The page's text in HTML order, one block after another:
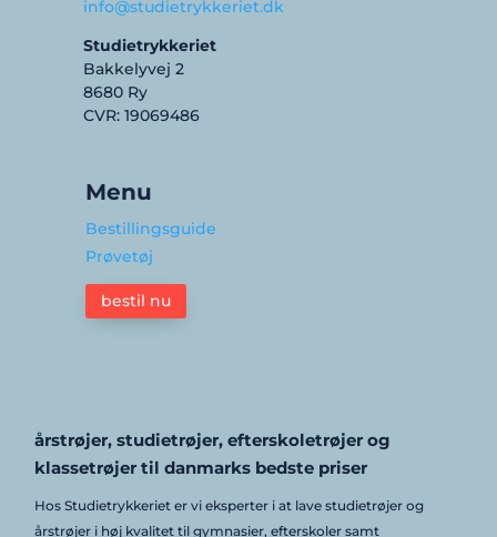
info@studietrykkeriet.dk
Studietrykkeriet
Bakkelyvej 2
8680 Ry
CVR: 19069486
Menu
Bestillingsguide
Prøvetøj
bestil nu
årstrøjer, studietrøjer, efterskoletrøjer og
klassetrøjer til danmarks bedste priser
Hos Studietrykkeriet er vi eksperter i at lave studietrøjer og
årstrøjer i høj kvalitet til gymnasier, efterskoler samt